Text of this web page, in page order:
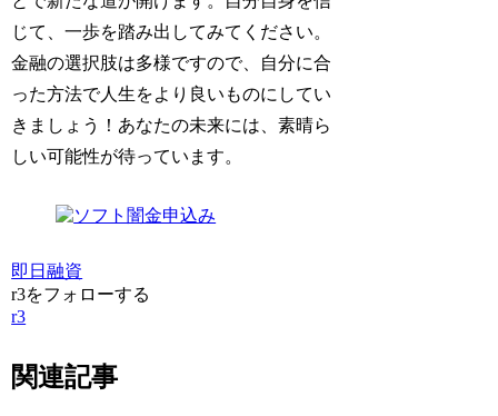
じて、一歩を踏み出してみてください。
金融の選択肢は多様ですので、自分に合
った方法で人生をより良いものにしてい
きましょう！あなたの未来には、素晴ら
しい可能性が待っています。
即日融資
r3をフォローする
r3
関連記事